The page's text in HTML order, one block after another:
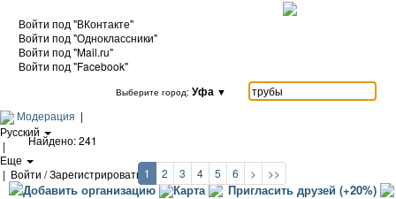
Войти под "ВКонтакте"
Войти под "Одноклассники"
Войти под "Mail.ru"
Войти под "Facebook"
Выберите город: Уфа ▼
Модерация |
Русский
|
Еще
| Войти / Зарегистрироваться
Добавить организацию Карта Пригласить друзей (+20%)
Найдено: 241
1 2 3 4 5 6 > >>